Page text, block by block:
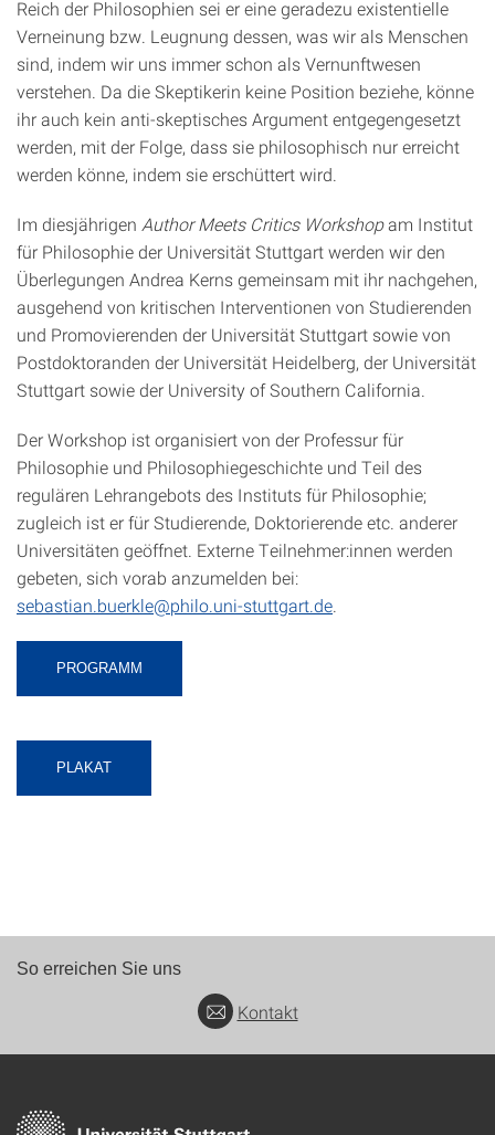
Reich der Philosophien sei er eine geradezu existentielle
Verneinung bzw. Leugnung dessen, was wir als Menschen
sind, indem wir uns immer schon als Vernunftwesen
verstehen. Da die Skeptikerin keine Position beziehe, könne
ihr auch kein anti-skeptisches Argument entgegengesetzt
werden, mit der Folge, dass sie philosophisch nur erreicht
werden könne, indem sie erschüttert wird.
Im diesjährigen Author Meets Critics Workshopam Institut
für Philosophie der Universität Stuttgart werden wir den
Überlegungen Andrea Kerns gemeinsam mit ihr nachgehen,
ausgehend von kritischen Interventionen von Studierenden
und Promovierenden der Universität Stuttgart sowie von
Postdoktoranden der Universität Heidelberg, der Universität
Stuttgart sowie der University of Southern California.
Der Workshop ist organisiert von der Professur für
Philosophie und Philosophiegeschichte und Teil des
regulären Lehrangebots des Instituts für Philosophie;
zugleich ist er für Studierende, Doktorierende etc. anderer
Universitäten geöffnet. Externe Teilnehmer:innen werden
gebeten, sich vorab anzumelden bei:
sebastian.buerkle@philo.uni-stuttgart.de
PROGRAMM
PLAKAT
So erreichen Sie uns
Kontakt